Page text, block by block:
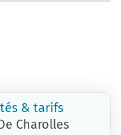
& tarifs
Charolles